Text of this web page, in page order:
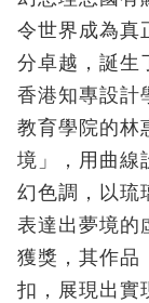
令世界成為真
分卓越，誕生
香港知專設計
教育學院的林
境」，用曲線
幻色調，以琉
表達出夢境的
獲獎，其作品
扣，展現出實